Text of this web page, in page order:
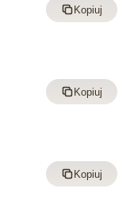
Kopiuj
Kopiuj
Kopiuj